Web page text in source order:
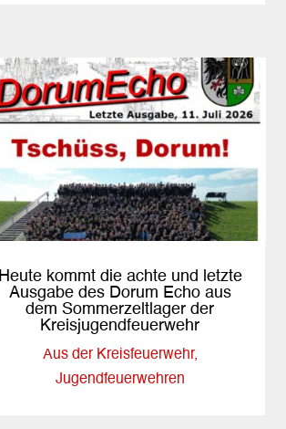
Heute kommt die achte und letzte
Ausgabe des Dorum Echo aus
dem Sommerzeltlager der
Kreisjugendfeuerwehr
Aus der Kreisfeuerwehr,
Jugendfeuerwehren